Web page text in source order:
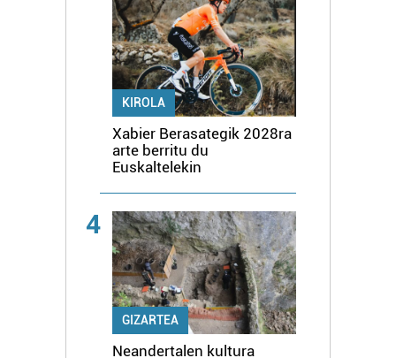
KIROLA
Xabier Berasategik 2028ra
arte berritu du
Euskaltelekin
4
GIZARTEA
Neandertalen kultura